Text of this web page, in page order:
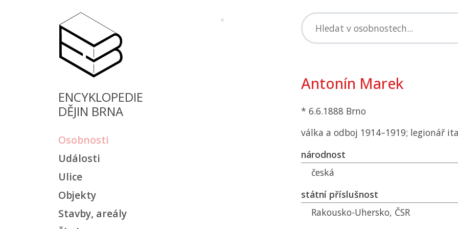
ENCYKLOPEDIE
DĚJIN BRNA
Osobnosti
Události
Ulice
Objekty
Stavby, areály
Antonín Marek
* 6.6.1888 Brno
válka a odboj 1914–1919; legionář
národnost
česká
státní příslušnost
Rakousko-Uhersko, ČSR